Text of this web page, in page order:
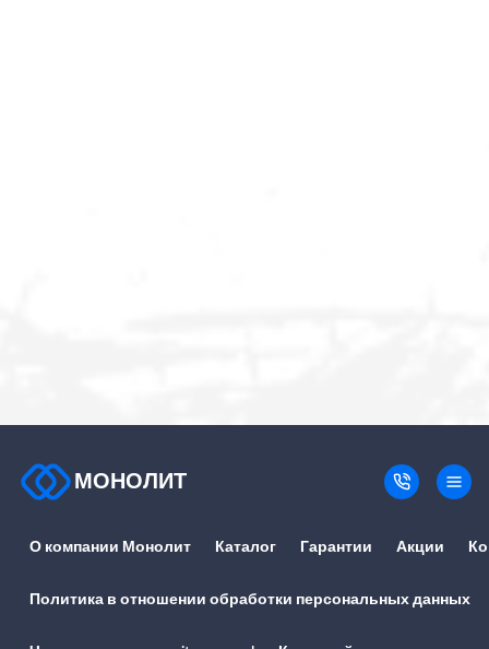
МОНОЛИТ
О компании Монолит Каталог Гарантии Акции
Политика в отношении обработки персональных данных